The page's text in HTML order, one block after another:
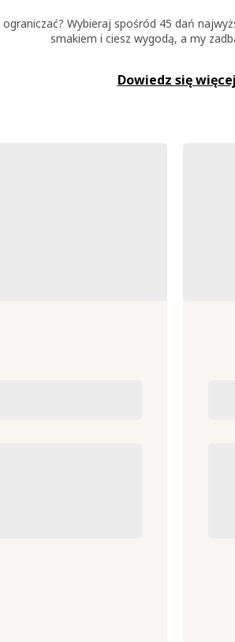
ograniczać? Wybieraj spośród 45 dań
smakiem i ciesz wygodą, a my
Dowiedz się więcej